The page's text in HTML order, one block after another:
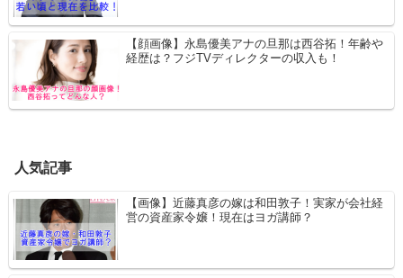
【顔画像】永島優美アナの旦那は西谷拓！年齢や
経歴は？フジTVディレクターの収入も！
人気記事
【画像】近藤真彦の嫁は和田敦子！実家が会社経
営の資産家令嬢！現在はヨガ講師？